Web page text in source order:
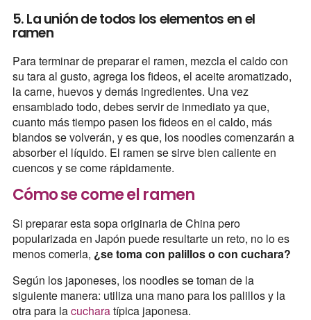
5. La unión de todos los elementos en el
ramen
Para terminar de preparar el ramen, mezcla el caldo con
su tara al gusto, agrega los fideos, el aceite aromatizado,
la carne, huevos y demás ingredientes. Una vez
ensamblado todo, debes servir de inmediato ya que,
cuanto más tiempo pasen los fideos en el caldo, más
blandos se volverán, y es que, los noodles comenzarán a
absorber el líquido. El ramen se sirve bien caliente en
cuencos y se come rápidamente.
Cómo se come el ramen
Si preparar esta sopa originaria de China pero
popularizada en Japón puede resultarte un reto, no lo es
menos comerla, ¿se toma con palillos o con cuchara?
Según los japoneses, los noodles se toman de la
siguiente manera: utiliza una mano para los palillos y la
otra para lacucharatípica japonesa.